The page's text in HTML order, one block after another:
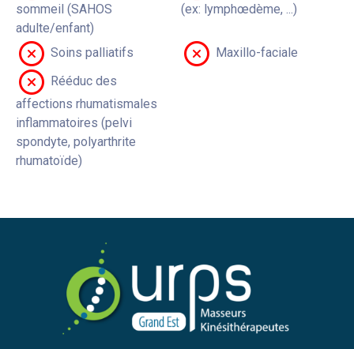
sommeil (SAHOS
adulte/enfant)
(ex: lymphœdème, ...)
Soins palliatifs
Maxillo-faciale
Rééduc des
affections rhumatismales
inflammatoires (pelvi
spondyte, polyarthrite
rhumatoïde)